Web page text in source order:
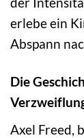
erlebe ein
Abspann
Die
Axel Freed,